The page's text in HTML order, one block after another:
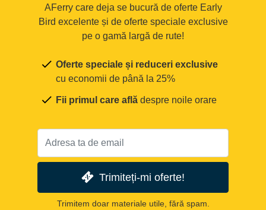
AFerry care deja se bucură de oferte Early
Bird excelente și de oferte speciale exclusive
pe o gamă largă de rute!
Oferte speciale și reduceri exclusive
cu economii de până la 25%
Fii primul care află despre noile orare
Trimiteți-mi oferte!
Trimitem doar materiale utile, fără spam.